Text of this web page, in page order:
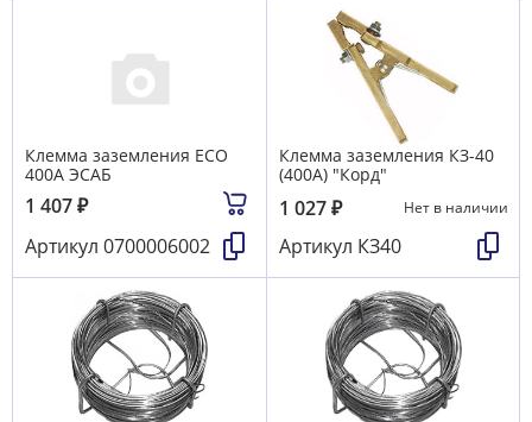
Клемма заземления ЕСО
400А ЭСАБ
1 407₽
Артикул 0700006002
Клемма заземления КЗ-40
(400А) "Корд"
1 027₽ Нет в наличии
Артикул КЗ40